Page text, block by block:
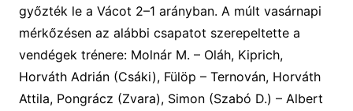
győzték le a Vácot 2–1 arányban. A múlt vasárnapi
mérkőzésen az alábbi csapatot szerepeltette a
vendégek trénere: Molnár M. – Oláh, Kiprich,
Horváth Adrián (Csáki), Fülöp – Ternován, Horváth
Attila, Pongrácz (Zvara), Simon (Szabó D.) – Albert